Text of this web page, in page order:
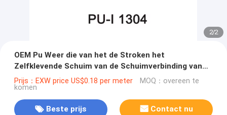
2/2
OEM Pu Weer die van het de Stroken het
Zelfklevende Schuim van de Schuimverbinding van
13*4mm ontdoen
Prijs：EXW price US$0.18 per meter MOQ：overeen te
komen
Beste prijs Contact nu